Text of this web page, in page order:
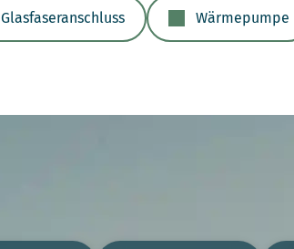
Glasfaseranschluss Wärmepumpe